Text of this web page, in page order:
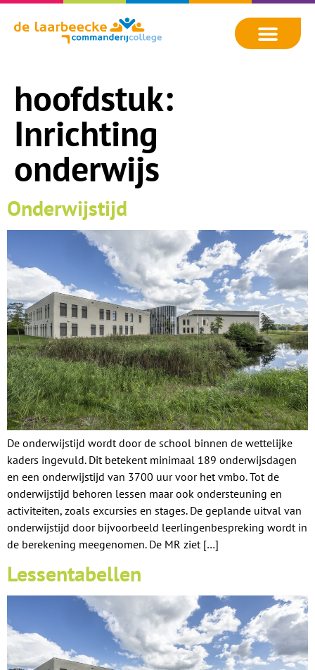
hoofdstuk:
Inrichting
onderwijs
Onderwijstijd
De onderwijstijd wordt door de school binnen de wettelijke
kaders ingevuld. Dit betekent minimaal 189 onderwijsdagen
en een onderwijstijd van 3700 uur voor het vmbo. Tot de
onderwijstijd behoren lessen maar ook ondersteuning en
activiteiten, zoals excursies en stages. De geplande uitval van
onderwijstijd door bijvoorbeeld leerlingenbespreking wordt in
de berekening meegenomen. De MR ziet […]
Lessentabellen